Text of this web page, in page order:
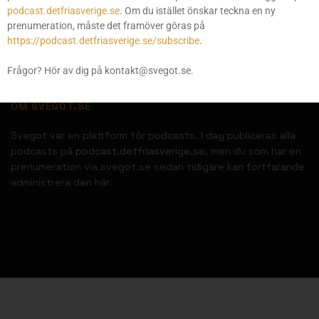
OM SVEGOT.SE
Svegot var en plattform för podcasts. I dag publiceras alla
podcasts på podcast.detfriasverige.se, men du som har en
prenumeration via svegot.se sedan tidigare kan fortfarande
administrera den här.
podcast.detfriasverige.se. Om du istället önskar teckna en ny
prenumeration, måste det framöver göras på
https://podcast.detfriasverige.se/subscribe.
Frågor? Hör av dig på kontakt@svegot.se.